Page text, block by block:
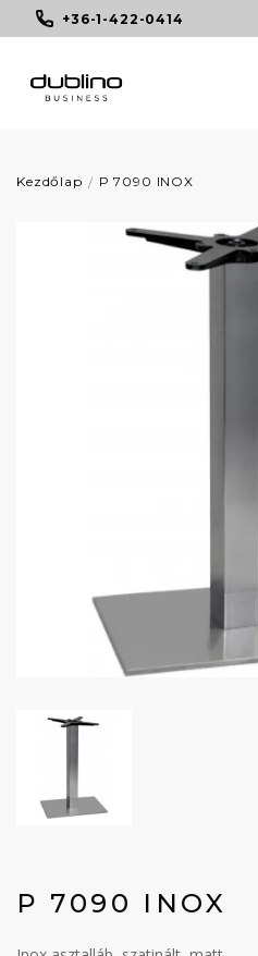
+36-1-422-0414
Kezdőlap P 7090 INOX
P 7090 INOX